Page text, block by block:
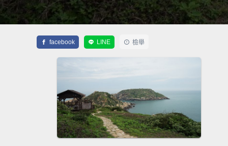
facebook LINE 檢舉